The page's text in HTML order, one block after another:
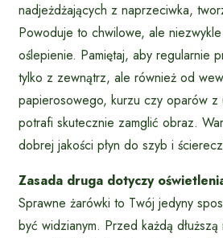
nadjeżdżających z naprzeciwka,
Powoduje to chwilowe, ale
oślepienie. Pamiętaj, aby regularnie
tylko z zewnątrz, ale również od
papierosowego, kurzu czy oparów z
potrafi skutecznie zamglić obraz.
dobrej jakości płyn do szyb i
Zasada druga dotyczy
Sprawne żarówki to Twój jedyny
być widzianym. Przed każdą